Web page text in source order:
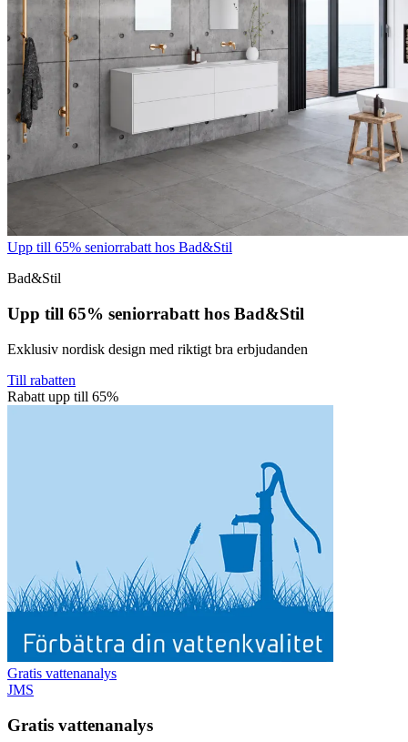
Upp till 65% seniorrabatt hos Bad&Stil
Bad&Stil
Upp till 65% seniorrabatt hos Bad&Stil
Exklusiv nordisk design med riktigt bra erbjudanden
Till rabatten
Rabatt upp till 65%
Gratis vattenanalys
JMS
Gratis vattenanalys